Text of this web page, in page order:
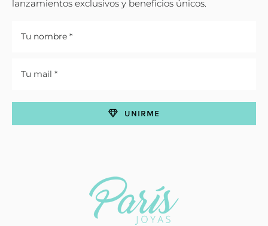
lanzamientos exclusivos y beneficios únicos.
UNIRME